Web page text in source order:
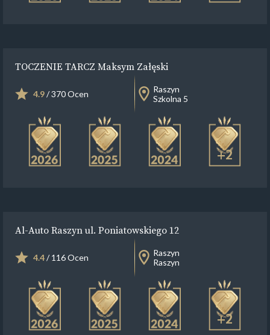
TOCZENIE TARCZ Maksym Załęski
4.9/ 370 Ocen
Raszyn
Szkolna 5
+2
Al-Auto Raszyn ul. Poniatowskiego 12
4.4/ 116 Ocen
Raszyn
Raszyn
+2